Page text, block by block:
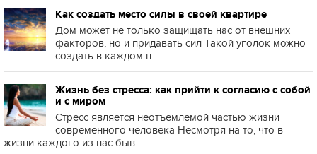
Как создать место силы в своей квартире
Дом может не только защищать нас от внешних
факторов, но и придавать сил Такой уголок можно
создать в каждом п...
Жизнь без стресса: как прийти к согласию с собой
и с миром
Стресс является неотъемлемой частью жизни
современного человека Несмотря на то, что в
жизни каждого из нас быв...